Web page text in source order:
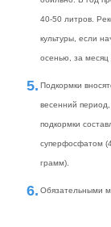
40-50 литров.
культуры, если
осенью, за месяц
Подкормки
весенний период,
подкормки
суперфосфатом
грамм).
Обязательными